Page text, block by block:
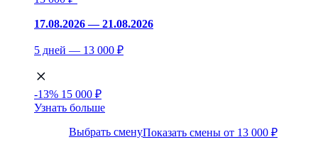
17.08.2026 — 21.08.2026
5 дней — 13 000 ₽
-13% 15 000 ₽
Узнать больше
Выбрать сменуПоказать смены от 13 000 ₽